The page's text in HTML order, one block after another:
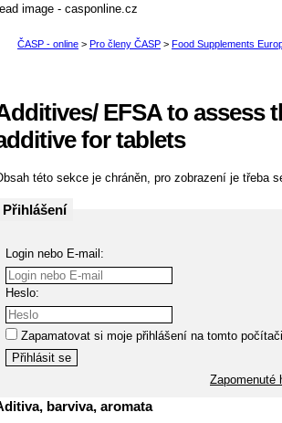
EFSA to assess
for tablets
této sekce je chráněn, pro zobrazení je třeba
Přihlášení
Login nebo E-mail:
Heslo:
Zapamatovat si moje přihlášení na tomto počítači
Zapomenuté
barviva, aromata